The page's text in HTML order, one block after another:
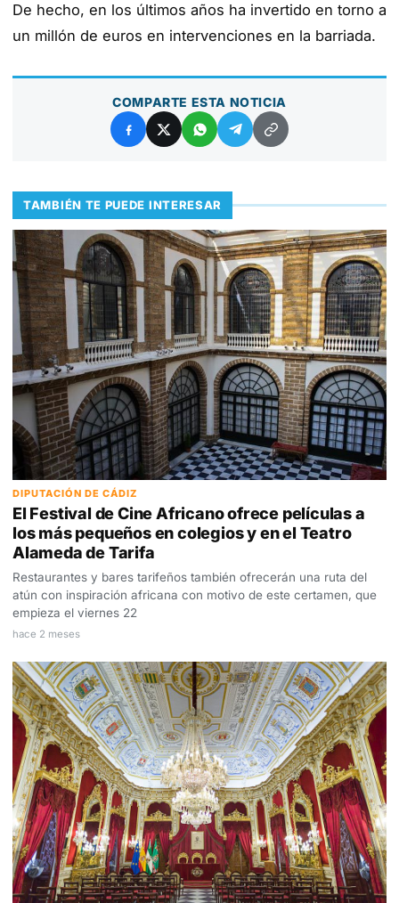
De hecho, en los últimos años ha invertido en torno a
un millón de euros en intervenciones en la barriada.
COMPARTE ESTA NOTICIA
TAMBIÉN TE PUEDE INTERESAR
DIPUTACIÓN DE CÁDIZ
El Festival de Cine Africano ofrece películas a
los más pequeños en colegios y en el Teatro
Alameda de Tarifa
Restaurantes y bares tarifeños también ofrecerán una ruta del
atún con inspiración africana con motivo de este certamen, que
empieza el viernes 22
hace 2 meses